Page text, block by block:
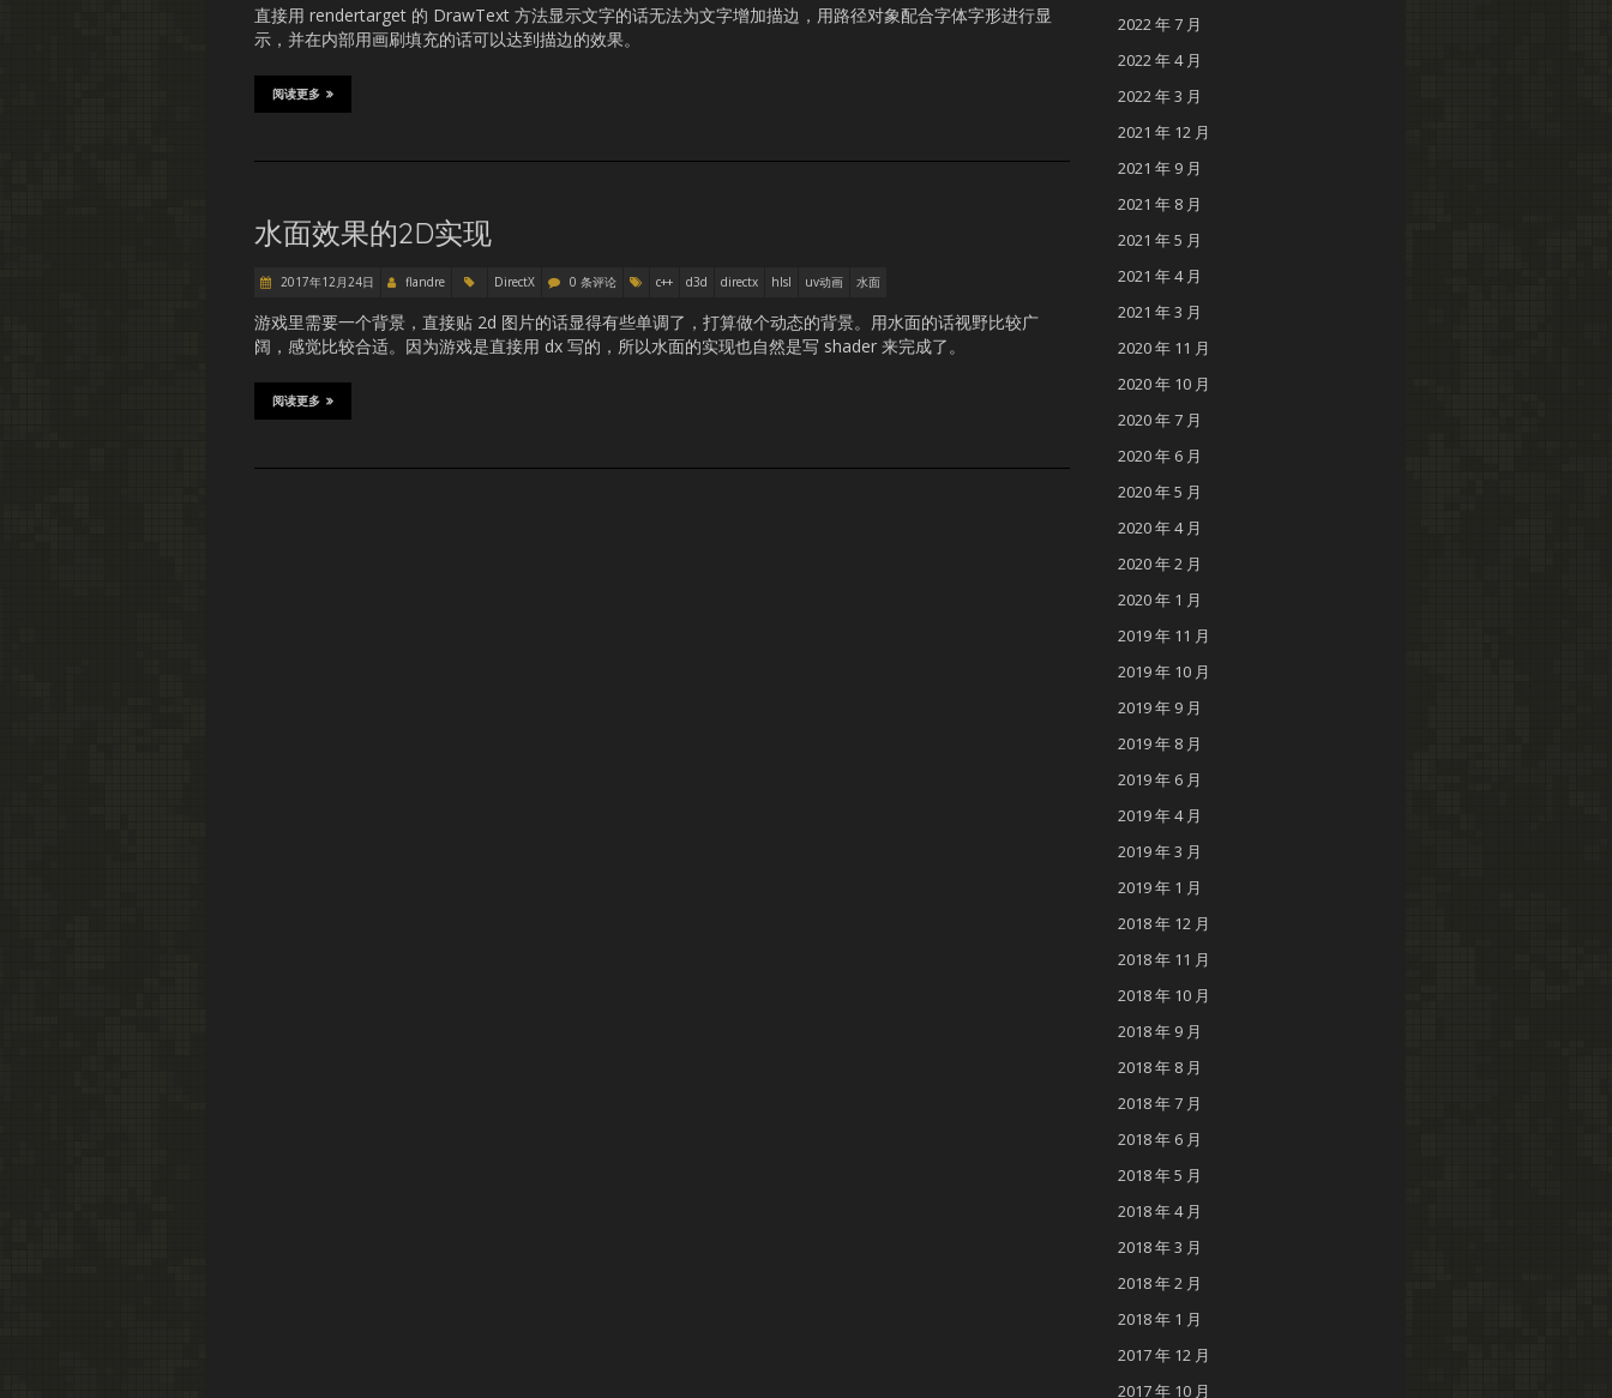
直接用 rendertarget 的 DrawText 方法显示文字的话无法为文字增加描边，用路径对象配合字体字形进行显
示，并在内部用画刷填充的话可以达到描边的效果。
阅读更多
水面效果的2D实现
2017年12月24日 flandre DirectX 0 条评论 c++ d3d directx hlsl uv动画 水面
游戏里需要一个背景，直接贴 2d 图片的话显得有些单调了，打算做个动态的背景。用水面的话视野比较广
阔，感觉比较合适。因为游戏是直接用 dx 写的，所以水面的实现也自然是写 shader 来完成了。
阅读更多
2022 年 7 月
2022 年 4 月
2022 年 3 月
2021 年 12 月
2021 年 9 月
2021 年 8 月
2021 年 5 月
2021 年 4 月
2021 年 3 月
2020 年 11 月
2020 年 10 月
2020 年 7 月
2020 年 6 月
2020 年 5 月
2020 年 4 月
2020 年 2 月
2020 年 1 月
2019 年 11 月
2019 年 10 月
2019 年 9 月
2019 年 8 月
2019 年 6 月
2019 年 4 月
2019 年 3 月
2019 年 1 月
2018 年 12 月
2018 年 11 月
2018 年 10 月
2018 年 9 月
2018 年 8 月
2018 年 7 月
2018 年 6 月
2018 年 5 月
2018 年 4 月
2018 年 3 月
2018 年 2 月
2018 年 1 月
2017 年 12 月
2017 年 10 月